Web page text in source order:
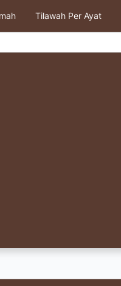
Tilawah Per Ayat